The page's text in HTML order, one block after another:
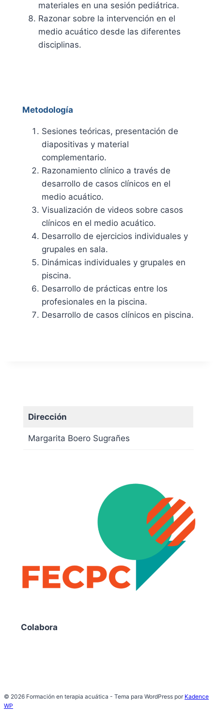
materiales en una sesión pediátrica.
Razonar sobre la intervención en el
medio acuático desde las diferentes
disciplinas.
Metodología
Sesiones teóricas, presentación de
diapositivas y material
complementario.
Razonamiento clínico a través de
desarrollo de casos clínicos en el
medio acuático.
Visualización de videos sobre casos
clínicos en el medio acuático.
Desarrollo de ejercicios individuales y
grupales en sala.
Dinámicas individuales y grupales en
piscina.
Desarrollo de prácticas entre los
profesionales en la piscina.
Desarrollo de casos clínicos en piscina.
Dirección
Margarita Boero Sugrañes
Colabora
© 2026 Formación en terapia acuática - Tema para WordPress por Kadence
WP